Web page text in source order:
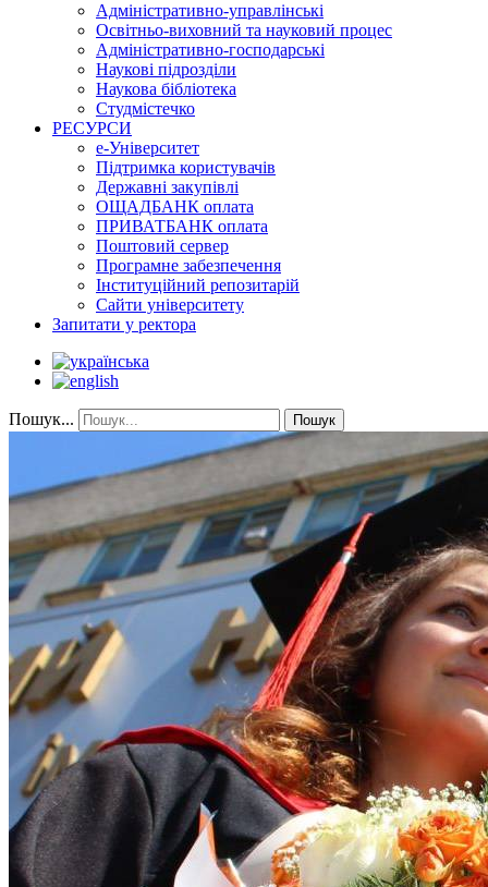
Адміністративно-управлінські
Освітньо-виховний та науковий процес
Адміністративно-господарські
Наукові підрозділи
Наукова бібліотека
Студмістечко
РЕСУРСИ
е-Університет
Підтримка користувачів
Державні закупівлі
ОЩАДБАНК оплата
ПРИВАТБАНК оплата
Поштовий сервер
Програмне забезпечення
Інституційний репозитарій
Сайти університету
Запитати у ректора
Пошук... Пошук